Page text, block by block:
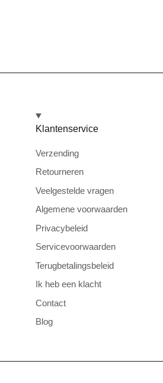
Klantenservice
Verzending
Retourneren
Veelgestelde vragen
Algemene voorwaarden
Privacybeleid
Servicevoorwaarden
Terugbetalingsbeleid
Ik heb een klacht
Contact
Blog